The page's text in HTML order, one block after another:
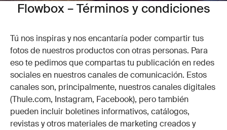
Flowbox – Términos y condiciones
Tú nos inspiras y nos encantaría poder compartir tus
fotos de nuestros productos con otras personas. Para
eso te pedimos que compartas tu publicación en redes
sociales en nuestros canales de comunicación. Estos
canales son, principalmente, nuestros canales digitales
(Thule.com, Instagram, Facebook), pero también
pueden incluir boletines informativos, catálogos,
revistas y otros materiales de marketing creados y